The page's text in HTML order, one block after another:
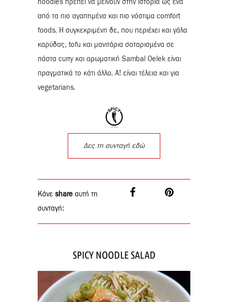
noodles πρέπει να μείνουν στην ιστορία ως ένα
από τα πιο αγαπημένα και πιο νόστιμα comfort
foods. Η συγκεκριμένη δε, που περιέχει και γάλα
καρύδας, tofu και μανιτάρια σοταρισμένα σε
πάστα curry και αρωματική Sambal Oelek είναι
πραγματικά το κάτι άλλο. Α! είναι τέλεια και για
vegetarians.
Δες τη συνταγή εδώ
Κάνε share αυτή τη
συνταγή:
SPICY NOODLE SALAD